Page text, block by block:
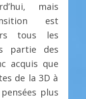
mais
est
tous les
partie des
acquis que
de la 3D à
plus